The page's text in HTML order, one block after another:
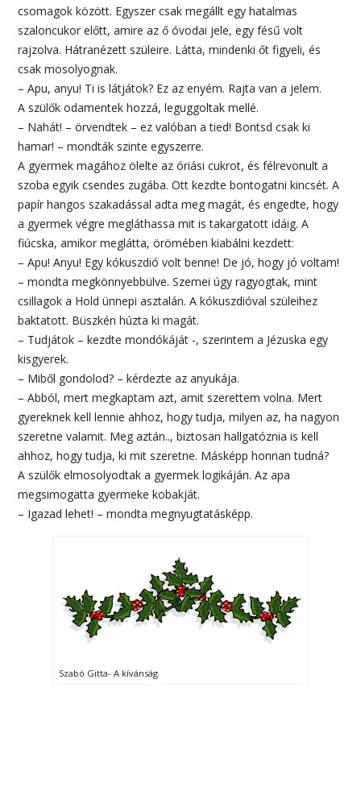
csomagok között. Egyszer csak megállt egy hatalmas
szaloncukor előtt, amire az ő óvodai jele, egy fésű volt
rajzolva. Hátranézett szüleire. Látta, mindenki őt figyeli, és
csak mosolyognak.
– Apu, anyu! Ti is látjátok? Ez az enyém. Rajta van a jelem.
A szülők odamentek hozzá, leguggoltak mellé.
– Nahát! – örvendtek – ez valóban a tied! Bontsd csak ki
hamar! – mondták szinte egyszerre.
A gyermek magához ölelte az óriási cukrot, és félrevonult a
szoba egyik csendes zugába. Ott kezdte bontogatni kincsét. A
papír hangos szakadással adta meg magát, és engedte, hogy
a gyermek végre megláthassa mit is takargatott idáig. A
fiúcska, amikor meglátta, örömében kiabálni kezdett:
– Apu! Anyu! Egy kókuszdió volt benne! De jó, hogy jó voltam!
– mondta megkönnyebbülve. Szemei úgy ragyogtak, mint
csillagok a Hold ünnepi asztalán. A kókuszdióval szüleihez
baktatott. Büszkén húzta ki magát.
– Tudjátok – kezdte mondókáját -, szerintem a Jézuska egy
kisgyerek.
– Miből gondolod? – kérdezte az anyukája.
– Abból, mert megkaptam azt, amit szerettem volna. Mert
gyereknek kell lennie ahhoz, hogy tudja, milyen az, ha nagyon
szeretne valamit. Meg aztán.., biztosan hallgatóznia is kell
ahhoz, hogy tudja, ki mit szeretne. Másképp honnan tudná?
A szülők elmosolyodtak a gyermek logikáján. Az apa
megsimogatta gyermeke kobakját.
– Igazad lehet! – mondta megnyugtatásképp.
Szabó Gitta- A kívánság